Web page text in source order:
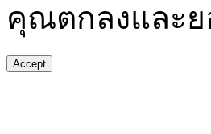
คุณตกลงและย
Accept